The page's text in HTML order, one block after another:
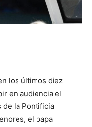
los últimos diez
en audiencia el
de la Pontificia
el papa